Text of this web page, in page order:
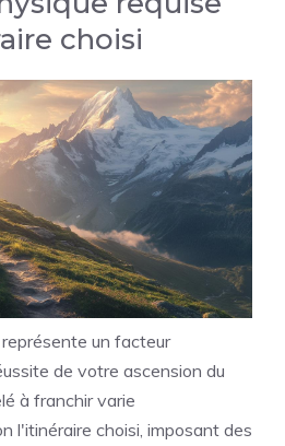
choisi
un facteur
de votre ascension du
à franchir varie
l'itinéraire choisi, imposant des